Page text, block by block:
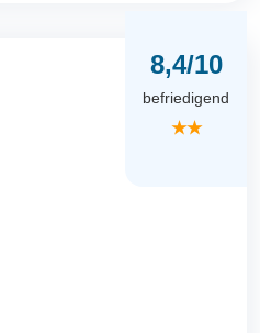
8,4/10
befriedigend
★★